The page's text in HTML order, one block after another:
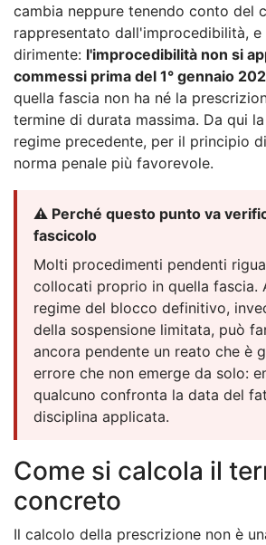
cambia neppure tenendo conto del
rappresentato dall'improcedibilità, e
dirimente: l'improcedibilità non si
commessi prima del 1° gennaio
quella fascia non ha né la
termine di durata massima. Da qui
regime precedente, per il principio
norma penale più favorevole.
⚠️ Perché questo punto va
fascicolo
Molti procedimenti pendenti
collocati proprio in quella fascia.
regime del blocco definitivo,
della sospensione limitata, può
ancora pendente un reato che è
errore che non emerge da solo:
qualcuno confronta la data del
disciplina applicata.
Come si calcola il
concreto
Il calcolo della prescrizione non è